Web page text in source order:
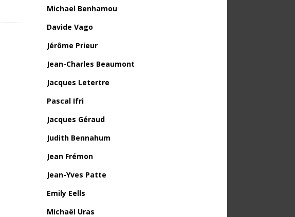
Michael Benhamou
Davide Vago
Jérôme Prieur
Jean-Charles Beaumont
Jacques Letertre
Pascal Ifri
Jacques Géraud
Judith Bennahum
Jean Frémon
Jean-Yves Patte
Emily Eells
Michaël Uras